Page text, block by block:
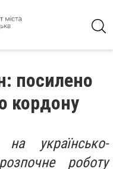
посилено
кордону
українсько-
роботу